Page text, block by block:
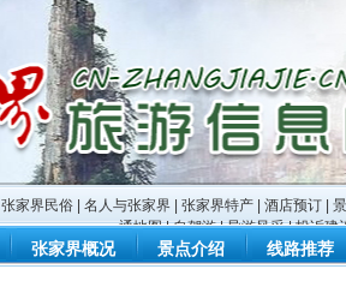
张家界民俗 名人与张家界 张家界特产 酒店预订
通地图|自驾游|导游风采|投诉建
张家界概况 景点介绍 线路推荐